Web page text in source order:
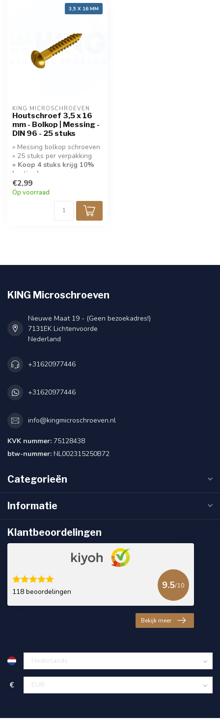
3,5 X 16 MM
KING MICROSCHROEVEN
Houtschroef 3,5 x 16
mm - Bolkop | Messing -
DIN 96 - 25 stuks
» Messing bolkop schroeven
» 25 stuks per verpakking
» Koop 4 stuks krijg 10%
korting!
€2,99
Op voorraad
KING Microschroeven
Nieuwe Maat 19 - (Geen bezoekadres!)
7131EK Lichtenvoorde
Nederland
+31620977446
+31620977446
info@kingmicroschroeven.nl
KVK nummer: 75128438
btw-nummer: NL002315250B72
Categorieën
Informatie
Klantbeoordelingen
118 beoordelingen
9.5/10
Bekijk meer
€